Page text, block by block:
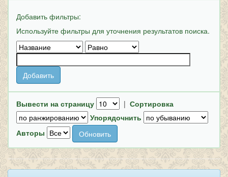
Добавить фильтры:
Используйте фильтры для уточнения результатов поиска.
Вывести на страницу | Сортировка
Упорядочнить
Авторы